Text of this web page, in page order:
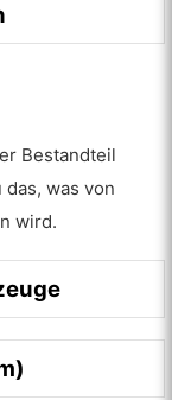
Bestandteil
was von
wird.